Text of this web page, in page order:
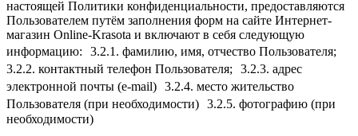
настоящей Политики конфиденциальности, предоставляются
Пользователем путём заполнения форм на сайте Интернет-
магазин Online-Krasota и включают в себя следующую
информацию: 3.2.1. фамилию, имя, отчество Пользователя;
3.2.2. контактный телефон Пользователя; 3.2.3. адрес
электронной почты (e-mail) 3.2.4. место жительство
Пользователя (при необходимости) 3.2.5. фотографию (при
необходимости)